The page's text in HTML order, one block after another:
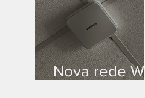
Nova rede Wi-